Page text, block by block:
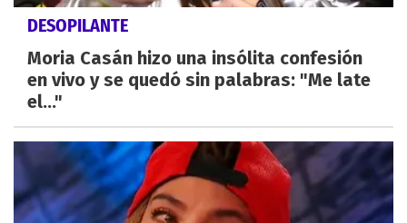
DESOPILANTE
Moria Casán hizo una insólita confesión
en vivo y se quedó sin palabras: "Me late
el..."